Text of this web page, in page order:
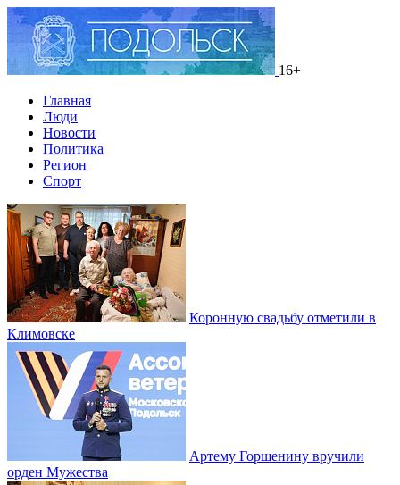
16+
Главная
Люди
Новости
Политика
Регион
Спорт
Коронную свадьбу отметили в
Климовске
Артему Горшенину вручили
орден Мужества